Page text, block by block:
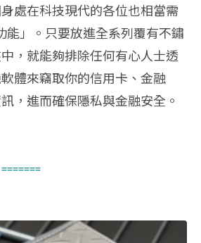
處在科技現代的各位也相當需
能」。只要放進全系列覆有不鏽
，就能夠排除任何有心人士透
體來竊取你的信用卡、金融
，進而確保隱私與金融安全。